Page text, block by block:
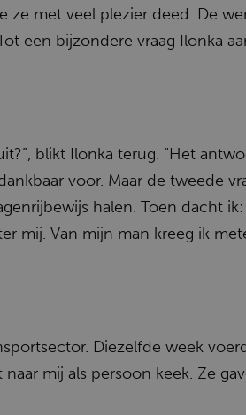
ze met veel plezier deed. De
een bijzondere vraag Ilonka
blikt Ilonka terug. “Het
voor. Maar de tweede
halen. Toen dacht ik:
mij. Van mijn man kreeg ik
Diezelfde week
mij als persoon keek. Ze